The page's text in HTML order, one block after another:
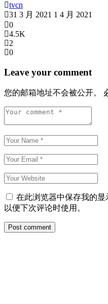
tvcn
31 3 月 2021 1 4 月 2021
0
4.5K
2
0
Leave your comment
您的邮箱地址不会被公开。
在此浏览器中保存我的显
以便下次评论时使用。